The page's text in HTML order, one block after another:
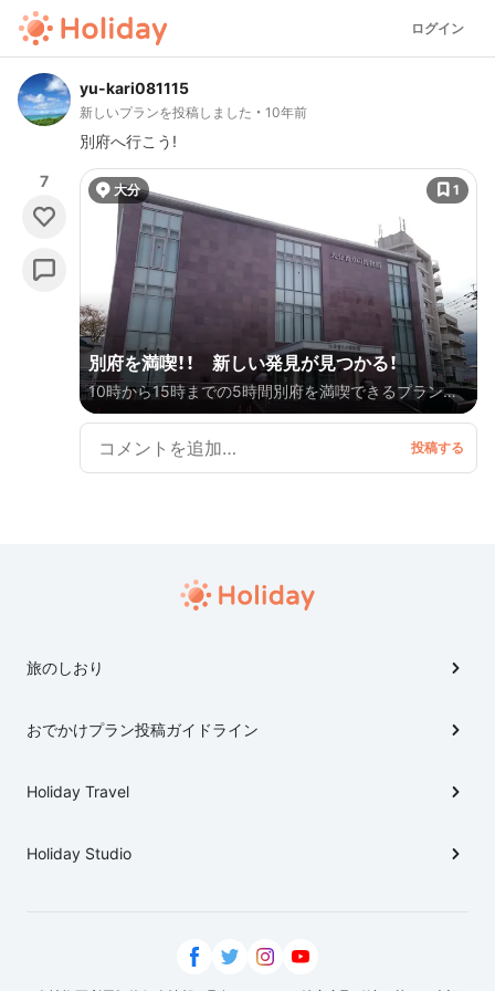
ログイン
yu-kari081115
新しいプランを投稿しました 10年前
別府へ行こう!
7 大分 1
別府を満喫！！ 新しい発見が見つかる！
10時から15時までの5時間別府を満喫できるプランで
す！ ぜひ、新しい別府の魅力を発見してみてください！！！
旅のしおり
おでかけプラン投稿ガイドライン
Holiday Travel
Holiday Studio